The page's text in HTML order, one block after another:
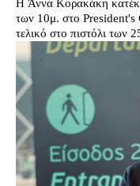
Η Άννα Κορακάκη
των 10μ. στο President's
τελικό στο πιστόλι των